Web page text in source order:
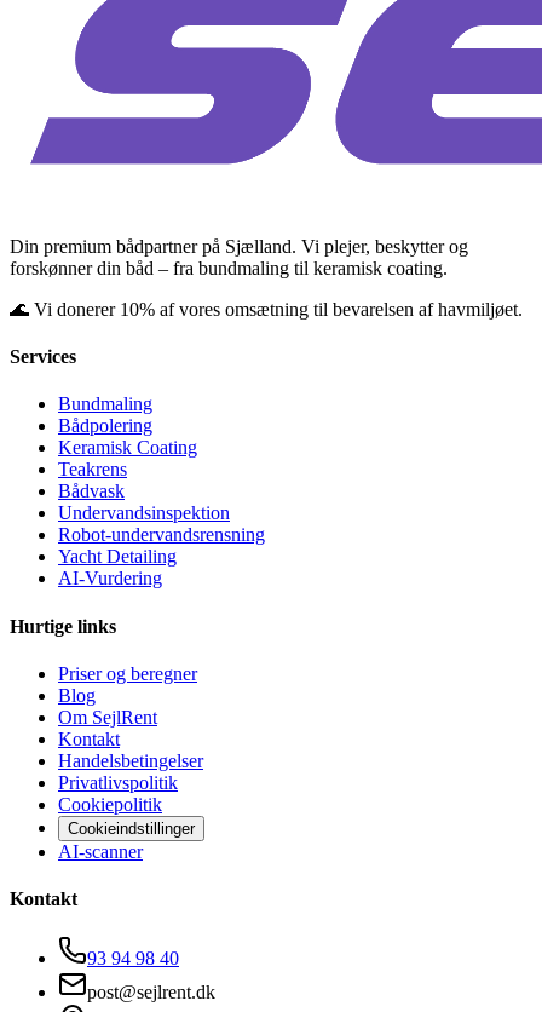
Din premium bådpartner på Sjælland. Vi plejer, beskytter og
forskønner din båd – fra bundmaling til keramisk coating.
🌊 Vi donerer 10% af vores omsætning til bevarelsen af havmiljøet.
Services
Bundmaling
Bådpolering
Keramisk Coating
Teakrens
Bådvask
Undervandsinspektion
Robot-undervandsrensning
Yacht Detailing
AI-Vurdering
Hurtige links
Priser og beregner
Blog
Om SejlRent
Kontakt
Handelsbetingelser
Privatlivspolitik
Cookiepolitik
Cookieindstillinger
AI-scanner
Kontakt
93 94 98 40
post@sejlrent.dk